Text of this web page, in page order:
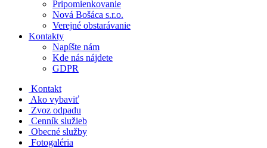
Pripomienkovanie
Nová Bošáca s.r.o.
Verejné obstarávanie
Kontakty
Napíšte nám
Kde nás nájdete
GDPR
Kontakt
Ako vybaviť
Zvoz odpadu
Cenník služieb
Obecné služby
Fotogaléria